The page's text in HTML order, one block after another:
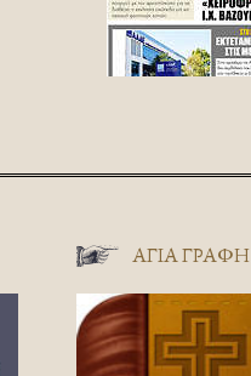
ΑΓΊΑ ΓΡΑΦΉ